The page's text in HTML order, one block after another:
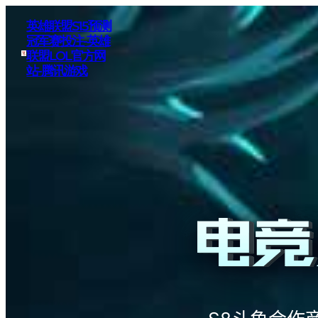
英雄联盟S15预测
冠军赛投注-英雄
联盟LOL官方网
站-腾讯游戏